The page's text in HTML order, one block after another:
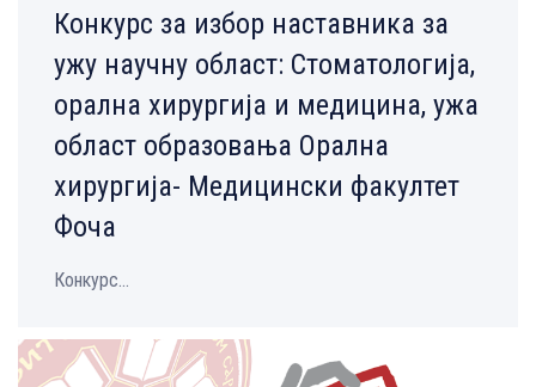
Конкурс за избор наставника за
ужу научну област: Стоматологија,
орална хирургија и медицина, ужа
област образовања Орална
хирургија- Медицински факултет
Фоча
Конкурс...